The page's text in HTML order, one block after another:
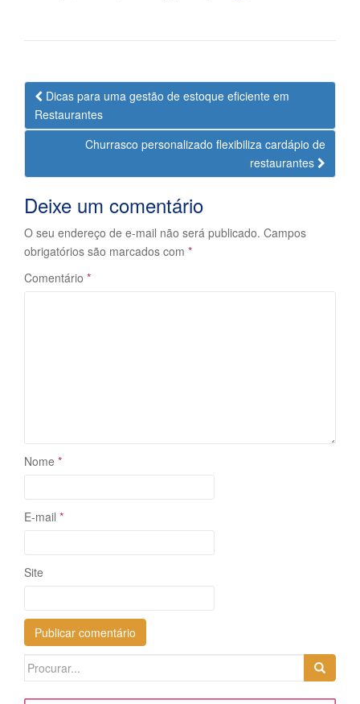
Navegação
da
Postagem
Dicas para uma gestão de estoque eficiente em
Restaurantes
Churrasco personalizado flexibiliza cardápio de
restaurantes
Deixe um comentário
O seu endereço de e-mail não será publicado. Campos
obrigatórios são marcados com *
Comentário *
Nome *
E-mail *
Site
Search